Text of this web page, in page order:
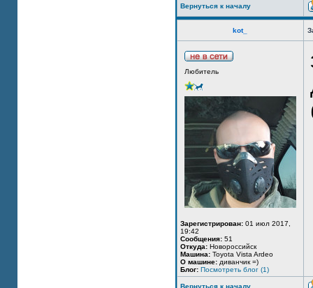
Вернуться к началу
kot_
Любитель
Зарегистрирован: 01 июл 2017,
19:42
Сообщения: 51
Откуда: Новороссийск
Машина: Toyota Vista Ardeo
О машине: диванчик =)
Блог: Посмотреть блог (1)
Вернуться к началу